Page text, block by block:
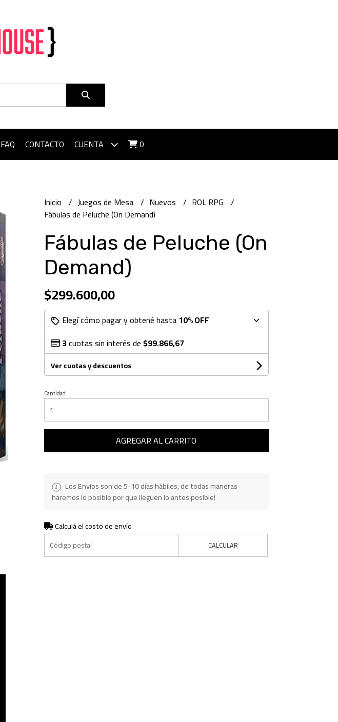
FAQ CONTACTO CUENTA 0
Inicio Juegos de Mesa Nuevos
ROL RPG
Fábulas de Peluche (On Demand)
Fábulas de Peluche (On
Demand)
$299.600,00
Elegí cómo pagar y obtené hasta 10% OFF
3cuotas sin interés de$99.866,67
Ver cuotas y descuentos
Cantidad
AGREGAR AL CARRITO
Los Envios son de 5-10 días hábiles, de todas maneras
haremos lo posible por que lleguen lo antes posible!
Calculá el costo de envío
CALCULAR